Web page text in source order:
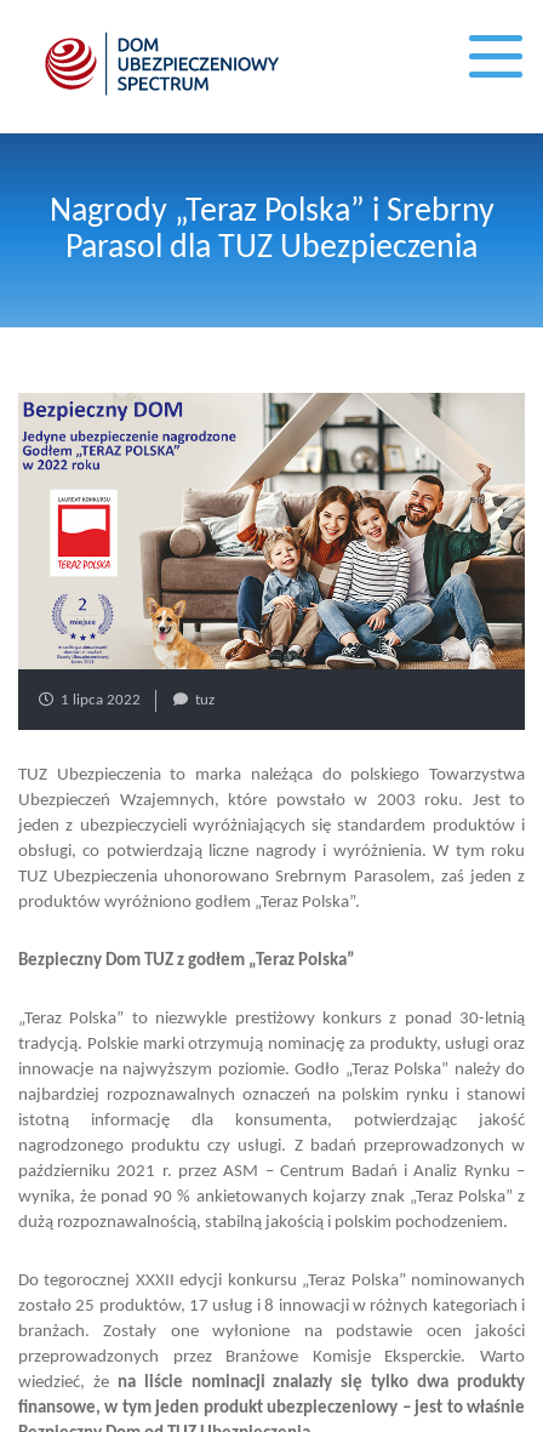
Nagrody „Teraz Polska” i Srebrny
Parasol dla TUZ Ubezpieczenia
1 lipca 2022 tuz
TUZ Ubezpieczenia to marka należąca do polskiego Towarzystwa
Ubezpieczeń Wzajemnych, które powstało w 2003 roku. Jest to
jeden z ubezpieczycieli wyróżniających się standardem produktów i
obsługi, co potwierdzają liczne nagrody i wyróżnienia. W tym roku
TUZ Ubezpieczenia uhonorowano Srebrnym Parasolem, zaś jeden z
produktów wyróżniono godłem „Teraz Polska”.
Bezpieczny Dom TUZ z godłem „Teraz Polska”
„Teraz Polska” to niezwykle prestiżowy konkurs z ponad 30-letnią
tradycją. Polskie marki otrzymują nominację za produkty, usługi oraz
innowacje na najwyższym poziomie. Godło „Teraz Polska” należy do
najbardziej rozpoznawalnych oznaczeń na polskim rynku i stanowi
istotną informację dla konsumenta, potwierdzając jakość
nagrodzonego produktu czy usługi. Z badań przeprowadzonych w
październiku 2021 r. przez ASM – Centrum Badań i Analiz Rynku –
wynika, że ponad 90 % ankietowanych kojarzy znak „Teraz Polska” z
dużą rozpoznawalnością, stabilną jakością i polskim pochodzeniem.
Do tegorocznej XXXII edycji konkursu „Teraz Polska” nominowanych
zostało 25 produktów, 17 usług i 8 innowacji w różnych kategoriach i
branżach. Zostały one wyłonione na podstawie ocen jakości
przeprowadzonych przez Branżowe Komisje Eksperckie. Warto
wiedzieć, że na liście nominacji znalazły się tylko dwa produkty
finansowe, w tym jeden produkt ubezpieczeniowy – jest to właśnie